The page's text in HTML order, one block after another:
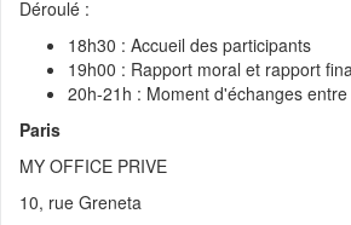
💼 Offre d'emploi :
💼 Offre d'emploi :Research Engineer in
💼 Offre d'emploi :Head of IT
💼 Offre d'emploi :
Déroulé :
18h30 : Accueil des participants
19h00 : Rapport moral et rapport
20h-21h : Moment d'échanges
Paris
MY OFFICE PRIVE
10, rue Greneta